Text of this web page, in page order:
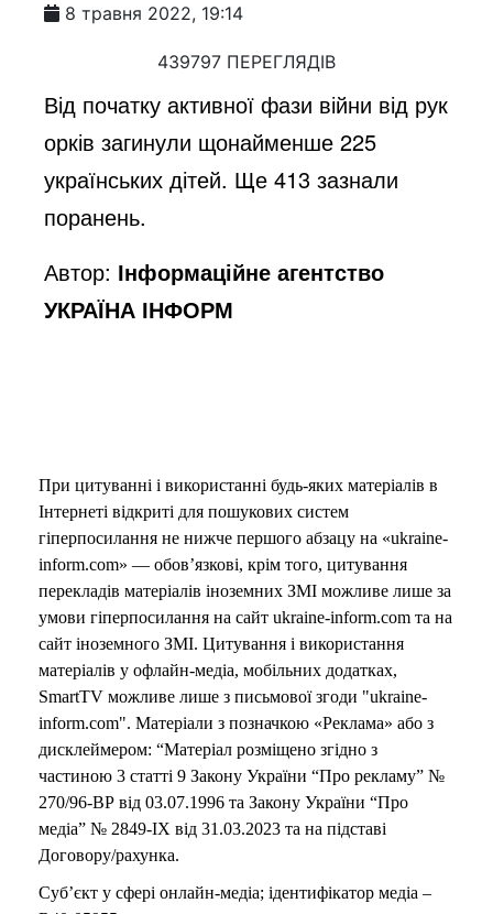
8 травня 2022, 19:14
439797 ПЕРЕГЛЯДІВ
Від початку активної фази війни від рук
орків загинули щонайменше 225
українських дітей. Ще 413 зазнали
поранень.
Автор: Інформаційне агентство
УКРАЇНА ІНФОРМ
При цитуванні і використанні будь-яких матеріалів в
Інтернеті відкриті для пошукових систем
гіперпосилання не нижче першого абзацу на «ukraine-
inform.com» — обов’язкові, крім того, цитування
перекладів матеріалів іноземних ЗМІ можливе лише за
умови гіперпосилання на сайт ukraine-inform.com та на
сайт іноземного ЗМІ. Цитування і використання
матеріалів у офлайн-медіа, мобільних додатках,
SmartTV можливе лише з письмової згоди "ukraine-
inform.com". Матеріали з позначкою «Реклама» або з
дисклеймером: “Матеріал розміщено згідно з
частиною 3 статті 9 Закону України “Про рекламу” №
270/96-ВР від 03.07.1996 та Закону України “Про
медіа” № 2849-IX від 31.03.2023 та на підставі
Договору/рахунка.
Суб’єкт у сфері онлайн-медіа; ідентифікатор медіа –